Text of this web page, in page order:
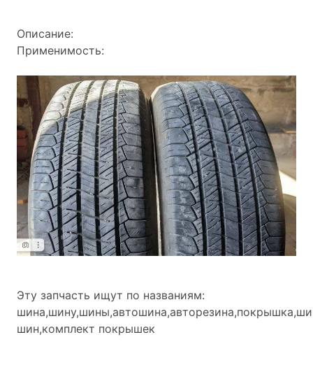
Описание:
Применимость:
Эту запчасть ищут по названиям:
шин,комплект покрышек